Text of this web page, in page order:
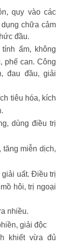
quy vào các
chữa cảm
đầu.
ấm, không
phế can. Công
đau đầu, giải
tiêu hóa, kích
dùng điều trị
miễn dịch,
giải uất. Điều trị
hôi, trị ngoại
nhiều.
giải độc
khiết vừa đủ